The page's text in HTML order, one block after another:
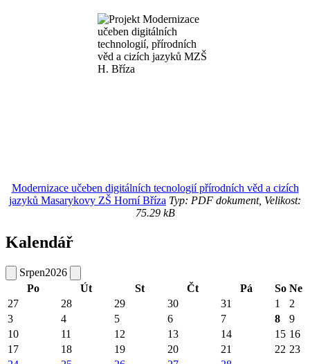
Modernizace učeben digitálních tecnologií přírodních věd a cizích
jazyků Masarykovy ZŠ Horní Bříza Typ: PDF dokument, Velikost:
75.29 kB
Kalendář
Srpen2026
Po
Út St Čt Pá So Ne
27
28 29 30 31 1
2
3
4 5 6 7 8
9
10
11 12 13 14 15 16
17
18 19 20 21 22 23